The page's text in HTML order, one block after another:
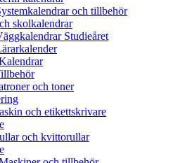
och tillbehör
skolkalendrar
Studieåret
och toner
och etikettskrivare
och kvittorullar